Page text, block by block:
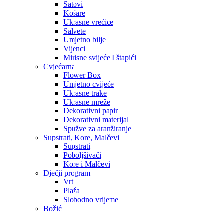
Satovi
Košare
Ukrasne vrećice
Salvete
Umjetno bilje
Vijenci
Mirisne svijeće I štapići
Cvjećarna
Flower Box
Umjetno cvijeće
Ukrasne trake
Ukrasne mreže
Dekorativni papir
Dekorativni materijal
Spužve za aranžiranje
Supstrati, Kore, Malčevi
Supstrati
Poboljšivači
Kore i Malčevi
Dječji program
Vrt
Plaža
Slobodno vrijeme
Božić